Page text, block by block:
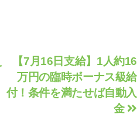
【7月16日支給】1人約16
万円の臨時ボーナス級給
付！条件を満たせば自動入
金